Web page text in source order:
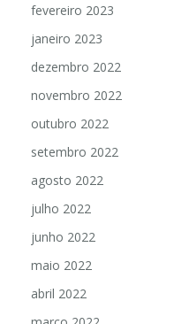
fevereiro 2023
janeiro 2023
dezembro 2022
novembro 2022
outubro 2022
setembro 2022
agosto 2022
julho 2022
junho 2022
maio 2022
abril 2022